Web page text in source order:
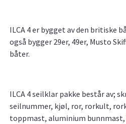
ILCA 4 er bygget av den britiske
også bygger 29er, 49er, Musto
båter.
ILCA 4 seilklar pakke består av;
seilnummer, kjøl, ror, rorkult,
toppmast, aluminium